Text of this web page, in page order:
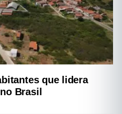
que lidera
Brasil